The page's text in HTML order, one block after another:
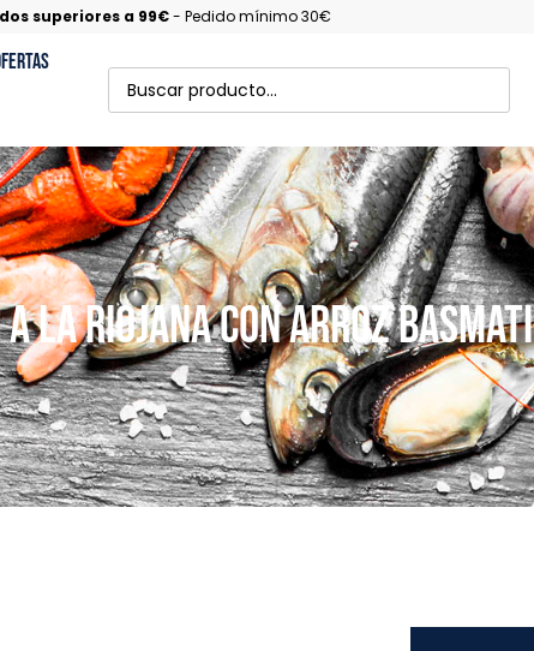
superiores a 99€- Pedido mínimo 30€
la Riojana con Arroz Basmati